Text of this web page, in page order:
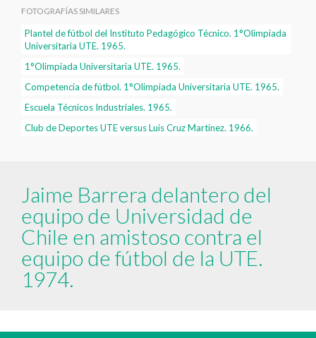
FOTOGRAFÍAS SIMILARES
Plantel de fútbol del Instituto Pedagógico Técnico. 1°Olimpiada
Universitaria UTE. 1965.
1°Olimpiada Universitaria UTE. 1965.
Competencia de fútbol. 1°Olimpiada Universitaria UTE. 1965.
Escuela Técnicos Industriales. 1965.
Club de Deportes UTE versus Luis Cruz Martínez. 1966.
Jaime Barrera delantero del
equipo de Universidad de
Chile en amistoso contra el
equipo de fútbol de la UTE.
1974.